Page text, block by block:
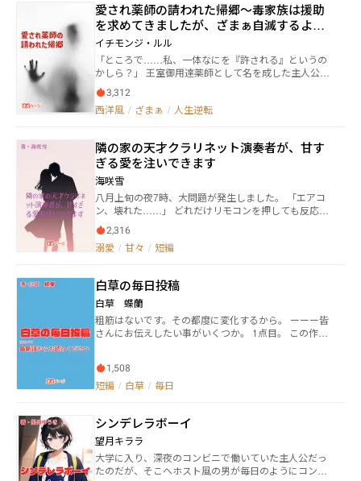
距離恋愛になってしまった。悩んだ末別れを決意した
その時･･･。
いに来ていた母と娘。娘が一匹の猫を見つけた。娘に
だけその猫の話している言葉が聞こえたからだ。レイ
は母親に駄々をこねてその猫を買ってもらった。 第七
話 夜中の岸壁で女を乗せたタクシー。無口なその女
性を家まで送り届けたのだったが･･･ 第八話 暗黒異
次元世界が世界を飲みこもうとしていた。しかし何も
知らない主人公は、車に愛犬を乗せて遅刻しそうな会
社に向かったのだった。 第九話 亜理寿はハロウィン
の日に姉の家を訪ねているのが習慣だった。しかし義
しまうのだった。 第十話 プロゴルファーのトムはゴ
ルフ場の池で神さまと出逢う。神様はトムにどんなパ
ットでも入れることができる金のパターを授ける。た
だしそれを使うと必ずひとつ大切なものが失われてし
まう。 第十一話 主人公の主婦は毎年ひとりで自分へ
のご褒美としてとっておきのワインで乾杯する。そこ
へ王国からの使いが現われて、実はあなたはさる王国
の姫君なのだと告げられる。 第十二話 主人公は好き
な彼女に公衆電話で電話をかけようとする。するとい
た。 第十三話 病弱の四歳の瑠璃が最後に神様にお願
いしたのは
四話 駅のお弁当屋の夫婦の前に、未来から孫がやっ
てきた。タイムマシンを使って原料の買い付けをしろ
というのだ。ただし歴史を塗り替えてはいけないとい
う。悩んだあげく店主はある方法を考えつく。 第五
話 女性秘書型AIロボットQR104号が配属された。翌
日主人公はロボットにみゆきと言う名前をつけて得意
先回りをすることにしたのだが･･･。 第六話 ユピは
夏休みの宿題に太陽系水槽セットで地球をつくってい
たがいつも失敗する。その様子を観察していた少女も
思うことがあった。 第八話 ウルトラマンは事故を起
こして地球を専門に救うことになる。 第九話 絵麻は
ロボットと一緒にエレベーターに乗っていた。ところ
がエレベーターは最上階でとまらずにを突っ切ってし
まった。 第十話 エイリアンが地球を侵略しにやって
きた。そのとき宇宙人が見たものとは･･････ 第十一
話 エイリアンがまた地球侵略にやってきた。ところ
が･･････。 第十二話 エイリアンは地球侵略の足がか
りとして宇宙ステーションを乗っ取った。乗組員たち
から魔物が現われた。魔物を退治できるのは人型戦闘
兵器NE２８だけだ。しかしそれを唯一操縦できる乗組
員が死んでしまった。代わりに双子の弟をパイロット
に任命したのだが･･････ 第十四話 のぞきの現行犯の
取り調べが始まった。その男の証言では、自分は未来
分の家を取り囲み･･････ 第十六話 UFOは本当にいる
のか。教授と学生の討論は続く。 第十七話 植物の言
愛され薬師の請われた帰郷～毒家族は援助
を求めてきましたが、ざまぁ自滅するよう
です～
イチモンジ・ルル
「ところで……私、一体なにを『許される』というの
かしら？」 王室御用達薬師として名を成した主人公カ
リヨンのもとに、「許してやる」の手紙が届く。 かつ
て自分を追い出した父たちが、今さら援助を求めてき
たのだ。 ──６年前。 伯爵令嬢だった主人公カリヨン
形見と秘密のノートだけ。 カリヨンは静かに受けて立
つ。 隣には、彼女の光を信じて笑う男がいた。 鏡に映
る自分を、好きになれるようでありたい。 これは、虐
げられた少女が、美しく、優しく、そして誇り高く成
長する物語。 ネオページ初投稿です。 他サイトにも投
稿しています。 八千字弱。全10話（文字数少なめ）。
予約投稿の練習も兼ねて、1日1～3回投稿し、2025年6
月17日(火曜日）完結予定です。
3,312
西洋風 / ざまぁ / 人生逆転
隣の家の天才クラリネット演奏者が、甘す
ぎる愛を注いできます
海咲雪
八月上旬の夜7時、大問題が発生しました。 「エアコ
ン、壊れた……」 どれだけリモコンを押しても反応が
ない。 「クラリネット、どこで弾こう……」 いつも仕
事終わりに家の防音室で練習していた。趣味と言え
ど、3年以上続けている趣味。 丁度二週間後に近くの
すがに音が漏れる。周りの住宅も少なく、右隣は空き
家。問題は左隣のお家だけ。 確か一人暮らしの男性の
はず。しかし、姿を見たことはない。 もしかして誰も
住んでない？ そしたら、何も気にせずにクラリネット
が吹ける。 そう思って、勇気を出してチャイムを鳴ら
の音色には、惹かれるものがあったのも事実ですし」
「本当に可愛いと思ったから言っているだけですの
で」 隣の家の住民は、天才クラリネット演奏者でし
歳。普通の会社員。趣味はクラリネット演奏。優しく
て、案外大胆な性格。 × 宇多川 凛也[うだがわ りん
や]・・・27歳。有名クラリネット演奏者。想乃をから
かうのが好き。 【作者に音楽知識はありません。恋愛
小説として楽しんで頂ければ幸いです】
2,316
溺愛 / 甘々 / 短編
白草の毎日投稿
白草 蝶蘭
粗筋はないです。その都度に変化するから。 ーーー皆
さんにお伝えしたい事がいくつか。 1点目。 この作品
ます。 2点目。 感想どんどんお待ちしております。 感
想下さった方の作品はなるべく読みに行きます！ 3点
ジさんにも感謝を
1,508
短編 / 白草 / 毎日
シンデレラボーイ
望月キララ
大学に入り、深夜のコンビニで働いていた主人公だっ
たのだが、そこへホスト風の男が毎日のようにコンビ